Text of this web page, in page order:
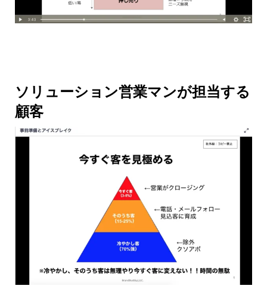
ソリューション営業マンが担当する
顧客